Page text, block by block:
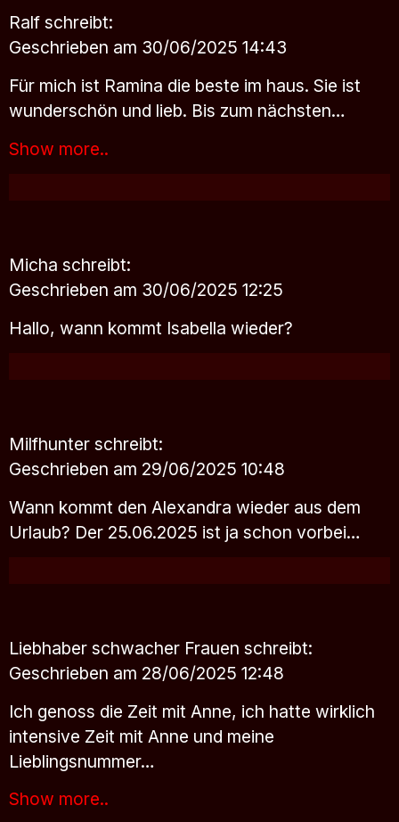
Ralf schreibt:
Geschrieben am 30/06/2025 14:43
Für mich ist Ramina die beste im haus. Sie ist
wunderschön und lieb. Bis zum nächsten…
Show more..
Micha schreibt:
Geschrieben am 30/06/2025 12:25
Hallo, wann kommt Isabella wieder?
Milfhunter schreibt:
Geschrieben am 29/06/2025 10:48
Wann kommt den Alexandra wieder aus dem
Urlaub? Der 25.06.2025 ist ja schon vorbei…
Liebhaber schwacher Frauen schreibt:
Geschrieben am 28/06/2025 12:48
Ich genoss die Zeit mit Anne, ich hatte wirklich
intensive Zeit mit Anne und meine
Lieblingsnummer…
Show more..